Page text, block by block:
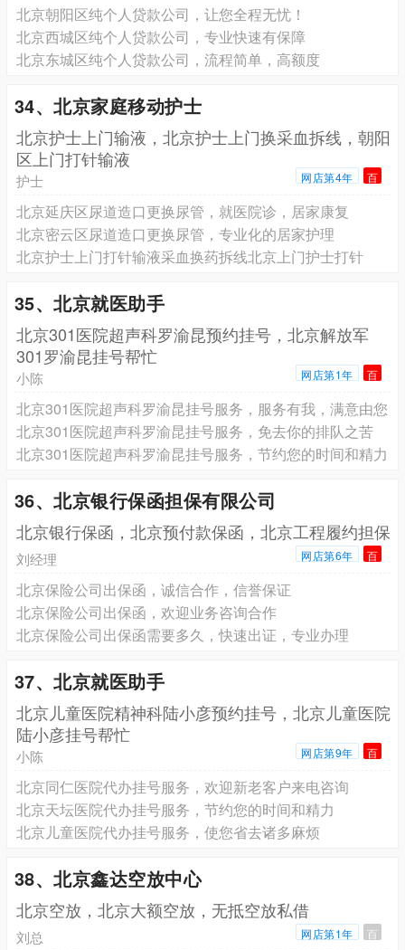
北京朝阳区纯个人贷款公司，让您全程无忧！
北京西城区纯个人贷款公司，专业快速有保障
北京东城区纯个人贷款公司，流程简单，高额度
34、北京家庭移动护士
北京护士上门输液，北京护士上门换采血拆线，朝阳
区上门打针输液
护士 网店第4年 百
北京延庆区尿道造口更换尿管，就医院诊，居家康复
北京密云区尿道造口更换尿管，专业化的居家护理
北京护士上门打针输液采血换药拆线北京上门护士打针
35、北京就医助手
北京301医院超声科罗渝昆预约挂号，北京解放军
301罗渝昆挂号帮忙
小陈 网店第1年 百
北京301医院超声科罗渝昆挂号服务，服务有我，满意由您
北京301医院超声科罗渝昆挂号服务，免去你的排队之苦
北京301医院超声科罗渝昆挂号服务，节约您的时间和精力
36、北京银行保函担保有限公司
北京银行保函，北京预付款保函，北京工程履约担保
刘经理 网店第6年 百
北京保险公司出保函，诚信合作，信誉保证
北京保险公司出保函，欢迎业务咨询合作
北京保险公司出保函需要多久，快速出证，专业办理
37、北京就医助手
北京儿童医院精神科陆小彦预约挂号，北京儿童医院
陆小彦挂号帮忙
小陈 网店第9年 百
北京同仁医院代办挂号服务，欢迎新老客户来电咨询
北京天坛医院代办挂号服务，节约您的时间和精力
北京儿童医院代办挂号服务，使您省去诸多麻烦
38、北京鑫达空放中心
北京空放，北京大额空放，无抵空放私借
刘总 网店第1年 百